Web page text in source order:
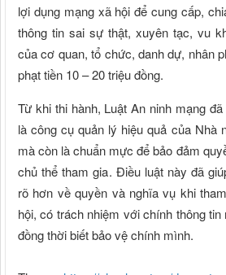
lợi dụng mạng xã hội để cung cấp,
thông tin sai sự thật, xuyên tạc, vu
của cơ quan, tổ chức, danh dự, nhân
phạt tiền 10 – 20 triệu đồng.
Từ khi thi hành, Luật An ninh mạng
là công cụ quản lý hiệu quả của Nhà
mà còn là chuẩn mực để bảo đảm
chủ thể tham gia. Điều luật này đã
rõ hơn về quyền và nghĩa vụ khi
hội, có trách nhiệm với chính thông
đồng thời biết bảo vệ chính mình.